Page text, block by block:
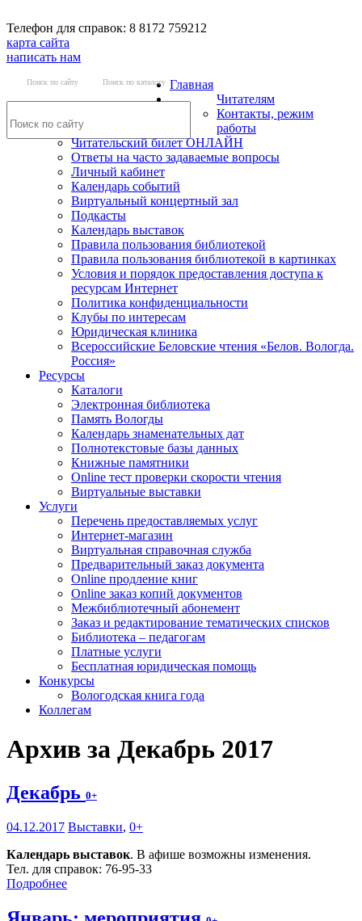
Телефон для справок: 8 8172 759212
карта сайта
написать нам
Поиск по сайту Поиск по каталогу Главная
Читателям
Контакты, режим
работы
Читательский билет ОНЛАЙН
Ответы на часто задаваемые вопросы
Личный кабинет
Календарь событий
Виртуальный концертный зал
Подкасты
Календарь выставок
Правила пользования библиотекой
Правила пользования библиотекой в картинках
Условия и порядок предоставления доступа к
ресурсам Интернет
Политика конфиденциальности
Клубы по интересам
Юридическая клиника
Всероссийские Беловские чтения «Белов. Вологда.
Россия»
Ресурсы
Каталоги
Электронная библиотека
Память Вологды
Календарь знаменательных дат
Полнотекстовые базы данных
Книжные памятники
Online тест проверки скорости чтения
Виртуальные выставки
Услуги
Перечень предоставляемых услуг
Интернет-магазин
Виртуальная справочная служба
Предварительный заказ документа
Online продление книг
Online заказ копий документов
Межбиблиотечный абонемент
Заказ и редактирование тематических списков
Библиотека – педагогам
Платные услуги
Бесплатная юридическая помощь
Конкурсы
Вологодская книга года
Коллегам
Архив за Декабрь 2017
Декабрь 0+
04.12.2017 Выставки, 0+
Календарь выставок. В афише возможны изменения.
Тел. для справок: 76-95-33
Подробнее